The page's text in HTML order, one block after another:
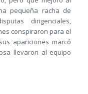
pequeña racha de
dirigenciales,
conspiraron para el
apariciones marcó
llevaron al equipo